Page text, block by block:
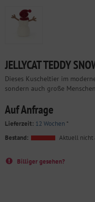
JELLYCAT TEDDY
Dieses Kuscheltier im
sondern auch große
Auf Anfrage
Lieferzeit: 12 Wochen *
Bestand:
Aktuell nicht
Billiger gesehen?